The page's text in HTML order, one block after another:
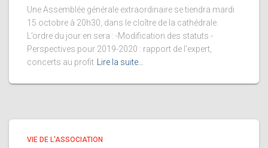
Une Assemblée générale extraordinaire se tiendra mardi
15 octobre à 20h30, dans le cloître de la cathédrale.
L’ordre du jour en sera : -Modification des statuts -
Perspectives pour 2019-2020 : rapport de l’expert,
concerts au profit
Lire la suite…
VIE DE L'ASSOCIATION